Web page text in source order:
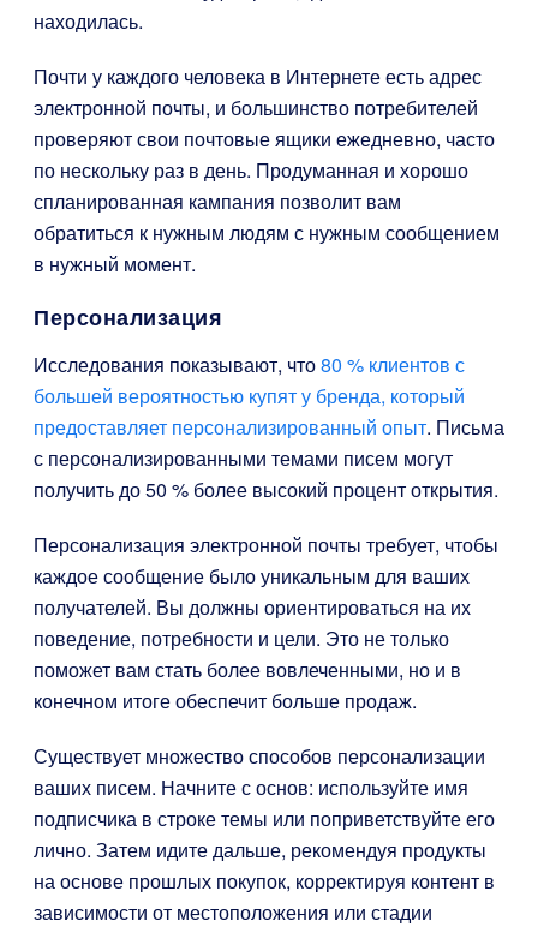
находилась.
Почти у каждого человека в Интернете есть адрес
электронной почты, и большинство потребителей
проверяют свои почтовые ящики ежедневно, часто
по нескольку раз в день. Продуманная и хорошо
спланированная кампания позволит вам
обратиться к нужным людям с нужным сообщением
в нужный момент.
Персонализация
Исследования показывают, что80 % клиентов с
большей вероятностью купят у бренда, который
предоставляет персонализированный опыт. Письма
с персонализированными темами писем могут
получить до 50 % более высокий процент открытия.
Персонализация электронной почты требует, чтобы
каждое сообщение было уникальным для ваших
получателей. Вы должны ориентироваться на их
поведение, потребности и цели. Это не только
поможет вам стать более вовлеченными, но и в
конечном итоге обеспечит больше продаж.
Существует множество способов персонализации
ваших писем. Начните с основ: используйте имя
подписчика в строке темы или поприветствуйте его
лично. Затем идите дальше, рекомендуя продукты
на основе прошлых покупок, корректируя контент в
зависимости от местоположения или стадии